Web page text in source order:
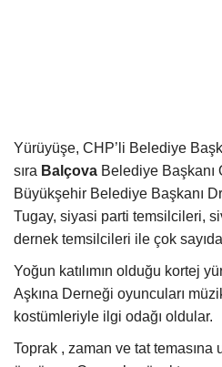
Gündem
Dünya
Yürüyüşe, CHP’li Belediye
sıra Balçova Belediye Başkanı
Büyükşehir Belediye Başkanı
Tugay, siyasi parti temsilcileri,
dernek temsilcileri ile çok
Yoğun katılımın olduğu kortej
Aşkına Derneği oyuncuları
kostümleriyle ilgi odağı oldular.
Toprak , zaman ve tat